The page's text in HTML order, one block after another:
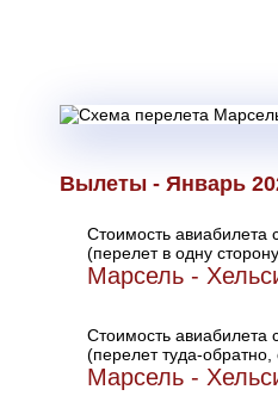
Вылеты - Январь
Стоимость авиабилета
(перелет в одну
Марсель -
Стоимость авиабилета
(перелет туда-
Марсель -